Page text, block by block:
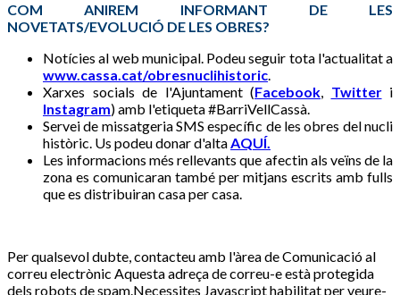
COM ANIREM INFORMANT DE LES
NOVETATS/EVOLUCIÓ DE LES OBRES?
Notícies al web municipal. Podeu seguir tota l'actualitat a
www.cassa.cat/obresnuclihistoric.
Xarxes socials de l'Ajuntament (Facebook, Twitteri
Instagram) amb l'etiqueta #BarriVellCassà.
Servei de missatgeria SMS específic de les obres del nucli
històric. Us podeu donar d'altaAQUÍ.
Les informacions més rellevants que afectin als veïns de la
zona es comunicaran també per mitjans escrits amb fulls
que es distribuiran casa per casa.
Per qualsevol dubte, contacteu amb l'àrea de Comunicació al
correu electrònic Aquesta adreça de correu-e està protegida
dels robots de spam.Necessites Javascript habilitat per veure-